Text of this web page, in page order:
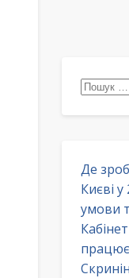
Пошук:
Де
Києві
умови
працює